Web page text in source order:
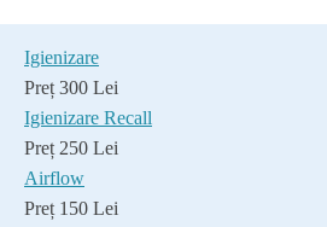
Igienizare
Preț 300 Lei
Igienizare Recall
Preț 250 Lei
Airflow
Preț 150 Lei